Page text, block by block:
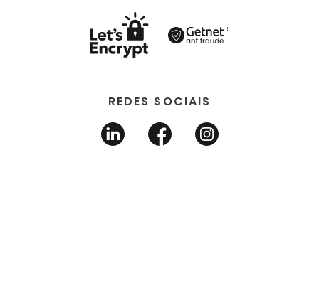
REDES SOCIAIS